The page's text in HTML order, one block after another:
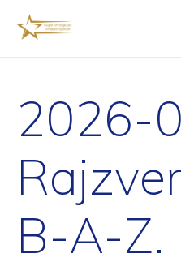
2026-
B-A-Z.